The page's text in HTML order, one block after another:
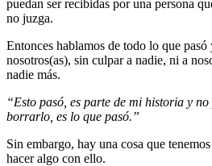
puedan ser recibidas por una persona
no juzga.
Entonces hablamos de todo lo que pasó
nosotros(as), sin culpar a nadie, ni a
nadie más.
“Esto pasó, es parte de mi historia y
borrarlo, es lo que pasó.”
Sin embargo, hay una cosa que
hacer algo con ello.